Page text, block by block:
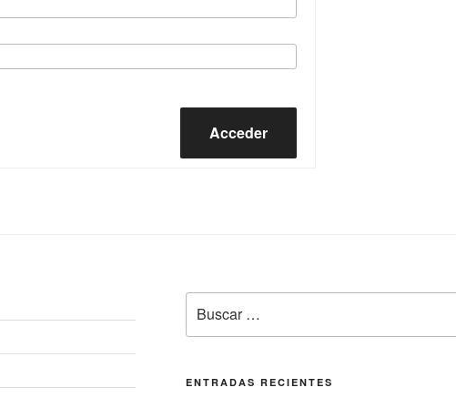
Acceder
por:
ENTRADAS RECIENTES